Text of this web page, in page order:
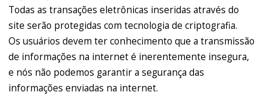
Todas as transações eletrônicas inseridas através do
site serão protegidas com tecnologia de criptografia.
Os usuários devem ter conhecimento que a transmissão
de informações na internet é inerentemente insegura,
e nós não podemos garantir a segurança das
informações enviadas na internet.